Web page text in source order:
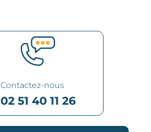
Contactez-nous
02 51 40 11 26